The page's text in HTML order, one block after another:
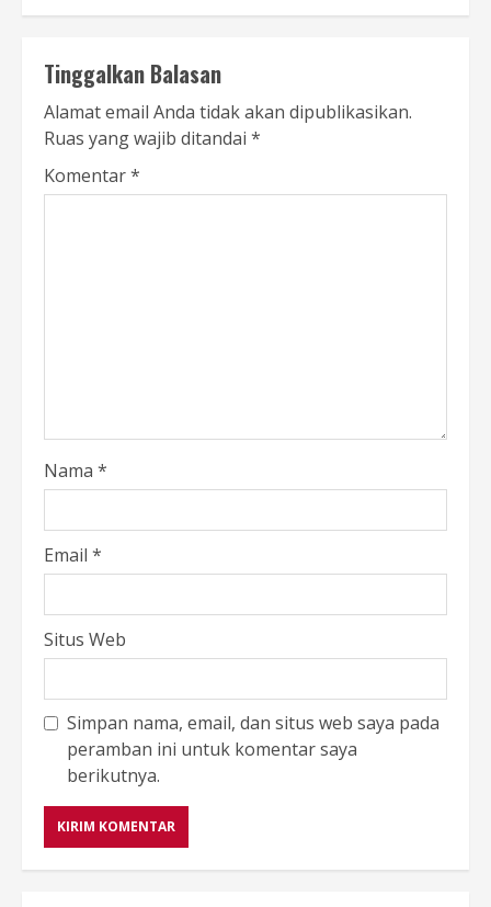
Tinggalkan Balasan
Alamat email Anda tidak akan dipublikasikan.
Ruas yang wajib ditandai *
Komentar*
Nama *
Email *
Situs Web
Simpan nama, email, dan situs web saya pada
peramban ini untuk komentar saya
berikutnya.